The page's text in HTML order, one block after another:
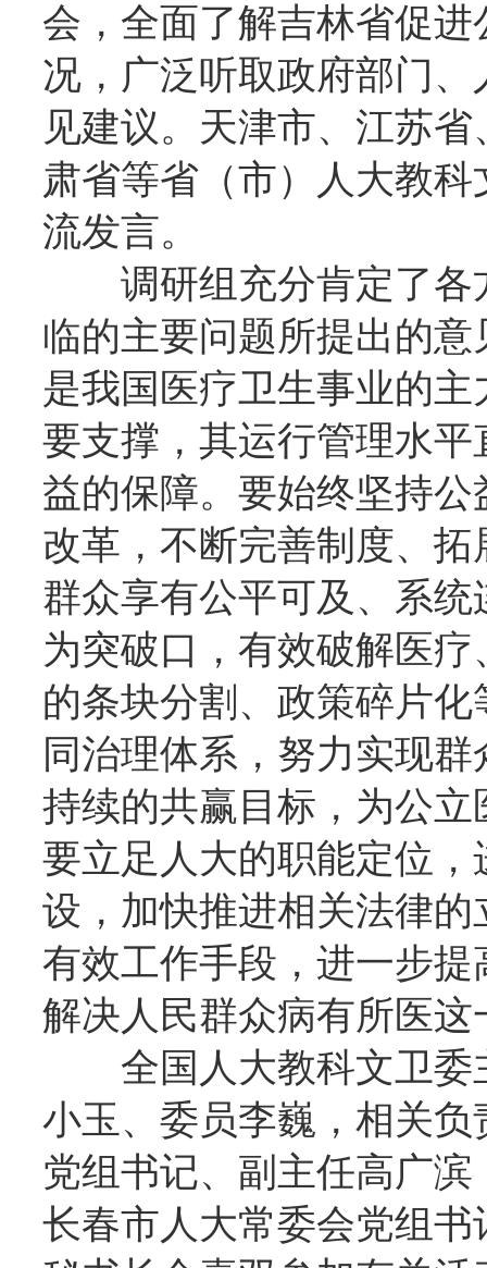
会，全面了解吉林省促
况，广泛听取政府部门
见建议。天津市、江苏
肃省等省（市）人大教
流发言。
调研组充分肯定了
临的主要问题所提出的
是我国医疗卫生事业的
要支撑，其运行管理水
益的保障。要始终坚持
改革，不断完善制度、
群众享有公平可及、系
为突破口，有效破解医
的条块分割、政策碎片
同治理体系，努力实现
持续的共赢目标，为公
要立足人大的职能定位
设，加快推进相关法律
有效工作手段，进一步
解决人民群众病有所医
全国人大教科文卫
小玉、委员李巍，相关
党组书记、副主任高广
长春市人大常委会党组